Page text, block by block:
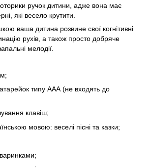
ручок дитини, адже вона має
які весело крутити.
ваша дитина розвине свої когнітивні
рухів, а також просто добряче
мелодії.
типу ААА (не входять до
клавіш;
мовою: веселі пісні та казки;